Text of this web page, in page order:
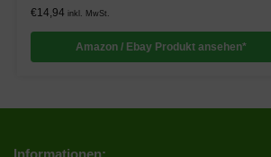
€14,94 inkl. MwSt.
Amazon / Ebay Produkt ansehen*
Informationen: